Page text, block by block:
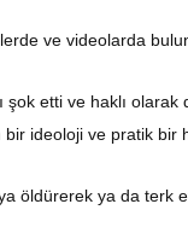
ve videolarda
şok etti ve haklı
bir ideoloji ve pratik bir
öldürerek ya da terk